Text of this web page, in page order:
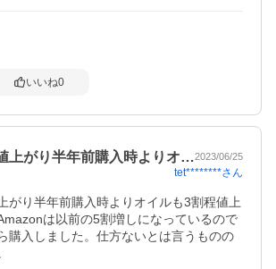
いいね0
上がり半年前購入時よりオ…2023/06/25
tet********さん
がり半年前購入時よりオイルも3割程値上
は以前の5割増しになっているので
購入しました。仕方ないとは言うものの